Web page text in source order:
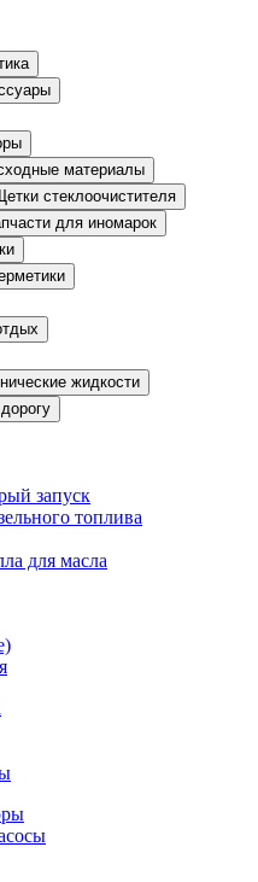
материалы
стеклоочистителя
для иномарок
жидкости
запуск
топлива
для масла